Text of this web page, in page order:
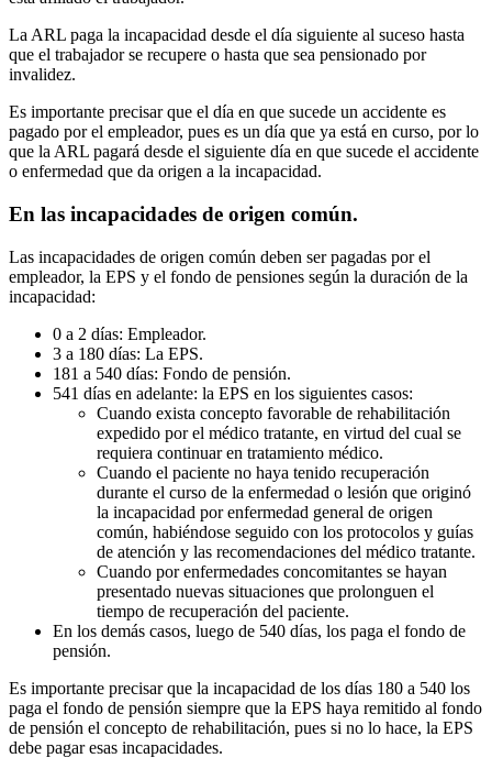
La ARL paga la incapacidad desde el día siguiente al suceso hasta
que el trabajador se recupere o hasta que sea pensionado por
invalidez.
Es importante precisar que el día en que sucede un accidente es
pagado por el empleador, pues es un día que ya está en curso, por lo
que la ARL pagará desde el siguiente día en que sucede el accidente
o enfermedad que da origen a la incapacidad.
En las incapacidades de origen común.
Las incapacidades de origen común deben ser pagadas por el
empleador, la EPS y el fondo de pensiones según la duración de la
incapacidad:
0 a 2 días: Empleador.
3 a 180 días: La EPS.
181 a 540 días: Fondo de pensión.
541 días en adelante: la EPS en los siguientes casos:
Cuando exista concepto favorable de rehabilitación
expedido por el médico tratante, en virtud del cual se
requiera continuar en tratamiento médico.
Cuando el paciente no haya tenido recuperación
durante el curso de la enfermedad o lesión que originó
la incapacidad por enfermedad general de origen
común, habiéndose seguido con los protocolos y guías
de atención y las recomendaciones del médico tratante.
Cuando por enfermedades concomitantes se hayan
presentado nuevas situaciones que prolonguen el
tiempo de recuperación del paciente.
En los demás casos, luego de 540 días, los paga el fondo de
pensión.
Es importante precisar que la incapacidad de los días 180 a 540 los
paga el fondo de pensión siempre que la EPS haya remitido al fondo
de pensión el concepto de rehabilitación, pues si no lo hace, la EPS
debe pagar esas incapacidades.